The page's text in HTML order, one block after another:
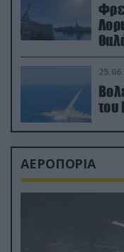
του
ΑΕΡΟΠΟΡΙΑ